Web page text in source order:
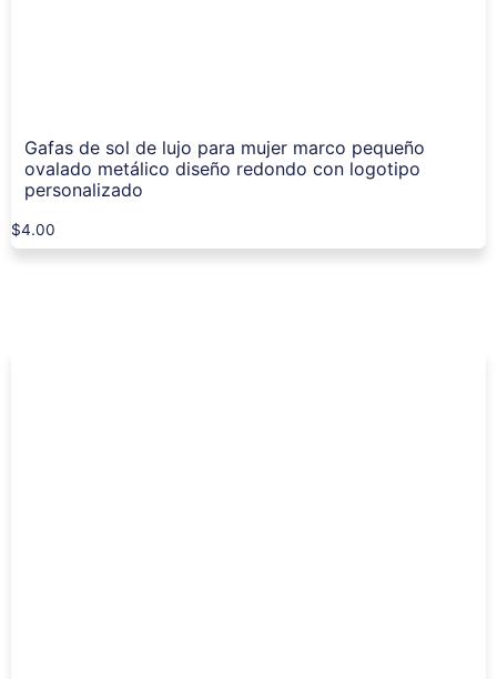
Gafas de sol de lujo para mujer marco pequeño
ovalado metálico diseño redondo con logotipo
personalizado
$4.00